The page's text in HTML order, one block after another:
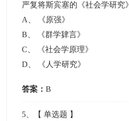
严复将斯宾塞的《社会学研
A
《原强》
B
《群学肄言》
C
《社会学原理》
D
《人学研究》
答案：B
5 、【单选题 】